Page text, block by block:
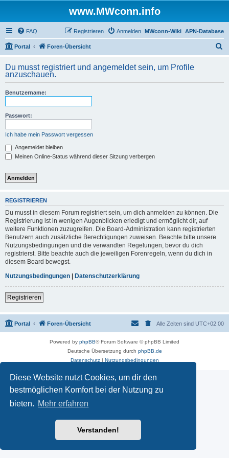
Diese Website nutzt Cookies, um dir den
bestmöglichen Komfort bei der Nutzung zu
bieten. Mehr erfahren
Verstanden!
www.MWconn.info
FAQ APN-Database
MWconn-Wiki
Anmelden
Registrieren
Portal Foren-Übersicht
h
Du musst registriert und angemeldet sein, um Profile
anzuschauen.
Benutzername:
Passwort:
Ich habe mein Passwort vergessen
Angemeldet bleiben
Meinen Online-Status während dieser Sitzung verbergen
REGISTRIEREN
Du musst in diesem Forum registriert sein, um dich anmelden zu können. Die
Registrierung ist in wenigen Augenblicken erledigt und ermöglicht dir, auf
weitere Funktionen zuzugreifen. Die Board-Administration kann registrierten
Benutzern auch zusätzliche Berechtigungen zuweisen. Beachte bitte unsere
Nutzungsbedingungen und die verwandten Regelungen, bevor du dich
registrierst. Bitte beachte auch die jeweiligen Forenregeln, wenn du dich in
diesem Board bewegst.
Nutzungsbedingungen | Datenschutzerklärung
Registrieren
Portal Foren-Übersicht Alle Zeiten sind UTC+02:00
Powered by phpBB® Forum Software © phpBB Limited
Deutsche Übersetzung durch phpBB.de
Datenschutz| Nutzungsbedingungen